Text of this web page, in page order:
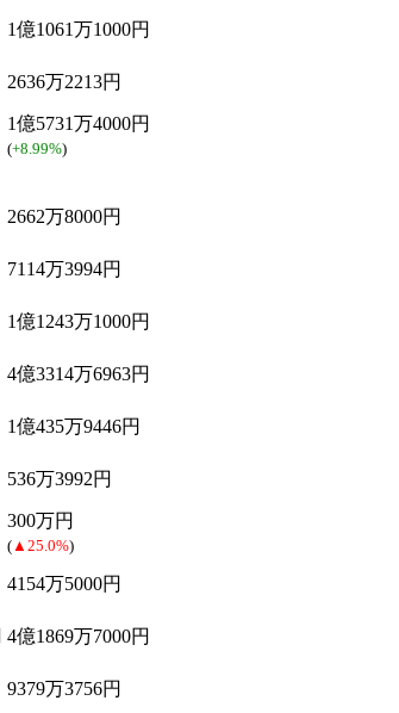
1億1061万1000円
2636万2213円
1億5731万4000円
(+8.99%)
2662万8000円
7114万3994円
1億1243万1000円
4億3314万6963円
1億435万9446円
536万3992円
300万円
( ▲25.0%)
4154万5000円
4億1869万7000円
9379万3756円